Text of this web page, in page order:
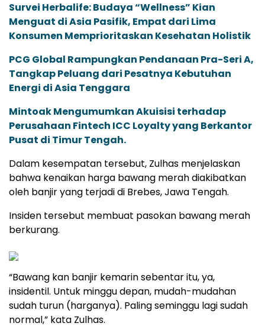
Survei Herbalife: Budaya “Wellness” Kian
Menguat di Asia Pasifik, Empat dari Lima
Konsumen Memprioritaskan Kesehatan Holistik
PCG Global Rampungkan Pendanaan Pra-Seri A,
Tangkap Peluang dari Pesatnya Kebutuhan
Energi di Asia Tenggara
Mintoak Mengumumkan Akuisisi terhadap
Perusahaan Fintech ICC Loyalty yang Berkantor
Pusat di Timur Tengah.
Dalam kesempatan tersebut, Zulhas menjelaskan
bahwa kenaikan harga bawang merah diakibatkan
oleh banjir yang terjadi di Brebes, Jawa Tengah.
Insiden tersebut membuat pasokan bawang merah
berkurang.
“Bawang kan banjir kemarin sebentar itu, ya,
insidentil. Untuk minggu depan, mudah-mudahan
sudah turun (harganya). Paling seminggu lagi sudah
normal,” kata Zulhas.